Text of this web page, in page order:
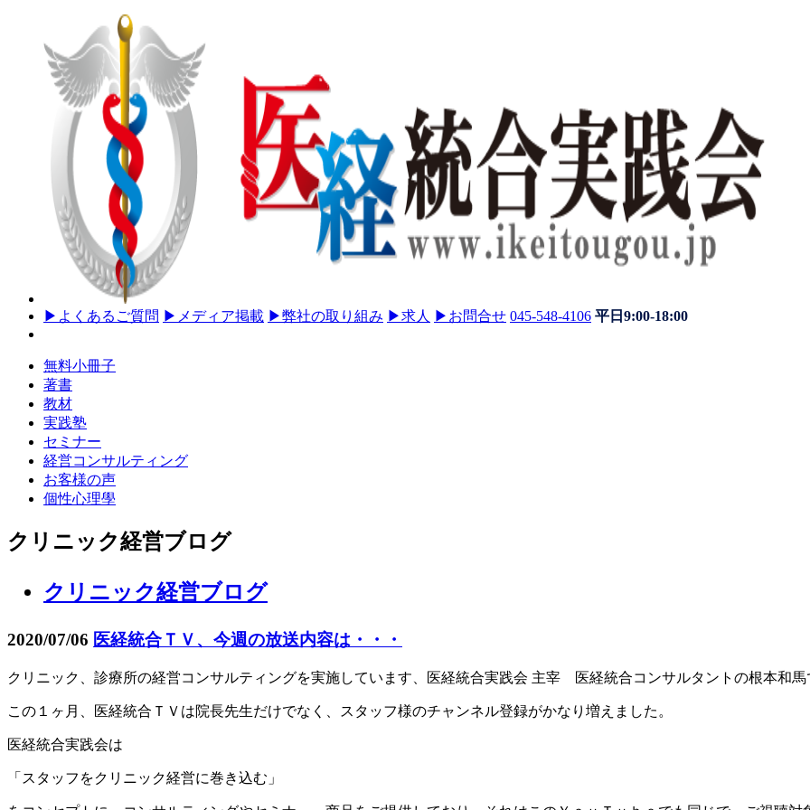
▶ よくあるご質問 ▶ メディア掲載 ▶弊社の取り組み ▶求人 ▶ お問合せ 045-548-4106 平日9:00-18:00
無料小冊子
著書
教材
実践塾
セミナー
経営コンサルティング
お客様の声
個性心理學
クリニック経営ブログ
クリニック経営ブログ
2020/07/06 医経統合ＴＶ、今週の放送内容は・・・
クリニック、診療所の経営コンサルティングを実施しています、医経統合実践会 主宰 医経統合コンサルタントの根本和馬
この１ヶ月、医経統合ＴＶは院長先生だけでなく、スタッフ様のチャンネル登録がかなり増えました。
医経統合実践会は
「スタッフをクリニック経営に巻き込む」